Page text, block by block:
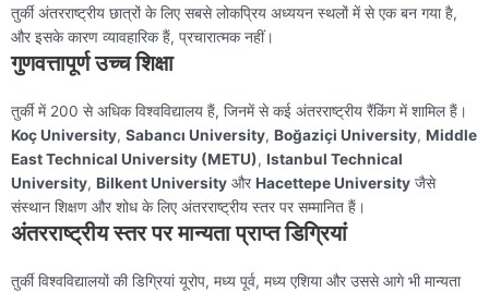
तुर्की अंतरराष्ट्रीय छात्रों के लिए सबसे लोकप्रिय अध्ययन स्थलों में से एक बन गया है,
और इसके कारण व्यावहारिक हैं, प्रचारात्मक नहीं।
गुणवत्तापूर्ण उच्च शिक्षा
तुर्की में 200 से अधिक विश्वविद्यालय हैं, जिनमें से कई अंतरराष्ट्रीय रैंकिंग में शामिल हैं।
Koç University, Sabancı University, Boğaziçi University, Middle
East Technical University (METU), Istanbul Technical
University, Bilkent University औरHacettepe University जैसे
संस्थान शिक्षण और शोध के लिए अंतरराष्ट्रीय स्तर पर सम्मानित हैं।
अंतरराष्ट्रीय स्तर पर मान्यता प्राप्त डिग्रियां
तुर्की विश्वविद्यालयों की डिग्रियां यूरोप, मध्य पूर्व, मध्य एशिया और उससे आगे भी मान्यता